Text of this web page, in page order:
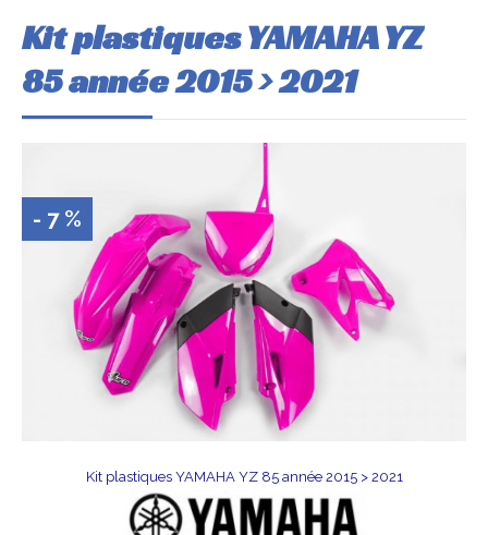
Kit plastiques YAMAHA YZ
85 année 2015 > 2021
- 7 %
Kit plastiques YAMAHA YZ 85 année 2015 > 2021